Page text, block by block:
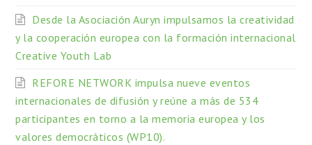
Desde la Asociación Auryn impulsamos la creatividad
y la cooperación europea con la formación internacional
Creative Youth Lab
REFORE NETWORK impulsa nueve eventos
internacionales de difusión y reúne a más de 534
participantes en torno a la memoria europea y los
valores democráticos (WP10).